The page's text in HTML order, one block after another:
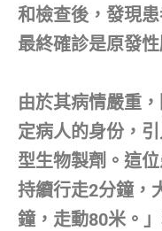
和檢查後，發現
最終確診是原發
由於其病情嚴重
定病人的身份，
型生物製劑。這
持續行走2分鐘，
鐘，走動80米。